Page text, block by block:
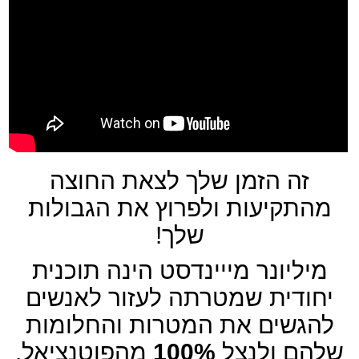
זה הזמן שלך לצאת החוצה
מהתקיעות ולפרוץ את הגבולות
שלך!
מיליונר מייינדסט הינה תוכנית
יחודית שמטרתה לעזור לאנשים
להגשים את המטרות והחלומות
שלהם ולנצל 100% מהפוטנציאל.